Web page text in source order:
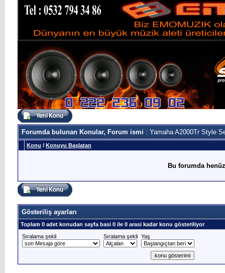
Forumda bulunan Konular, Forum ismi : Yamaha A2000Tr Style
Konu / Konuyu Başlatan
Bu forumda
Gösteriliş ayarları
Toplam 0 adet konudan sayfa basi 0 ile 0 arasi kadar konu gösteriliyor
Sıralama şekli
Sıralama şekli Yaş